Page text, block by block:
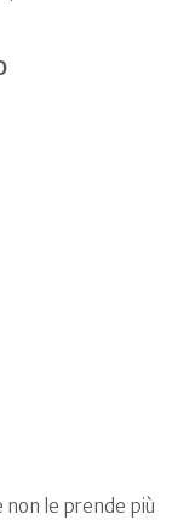
non le prende più